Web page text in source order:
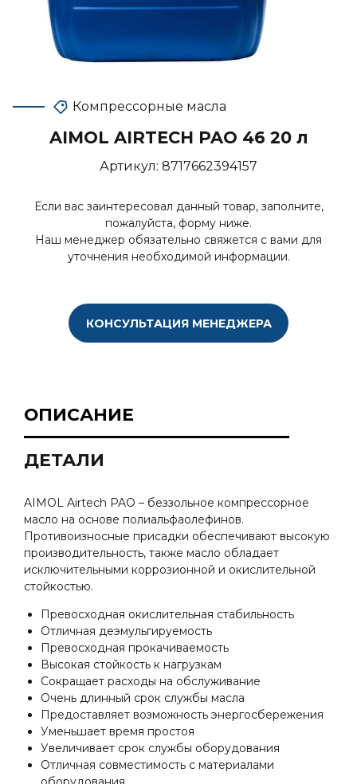
Компрессорные масла
AIMOL AIRTECH PAO 46 20 л
Артикул: 8717662394157
Если вас заинтересовал данный товар, заполните,
пожалуйста, форму ниже.
Наш менеджер обязательно свяжется с вами для
уточнения необходимой информации.
КОНСУЛЬТАЦИЯ МЕНЕДЖЕРА
ОПИСАНИЕ
ДЕТАЛИ
AIMOL Airtech PAO – беззольное компрессорное
масло на основе полиальфаолефинов.
Противоизносные присадки обеспечивают высокую
производительность, также масло обладает
исключительными коррозионной и окислительной
стойкостью.
Превосходная окислительная стабильность
Отличная деэмульгируемость
Превосходная прокачиваемость
Высокая стойкость к нагрузкам
Сокращает расходы на обслуживание
Очень длинный срок службы масла
Предоставляет возможность энергосбережения
Уменьшает время простоя
Увеличивает срок службы оборудования
Отличная совместимость с материалами